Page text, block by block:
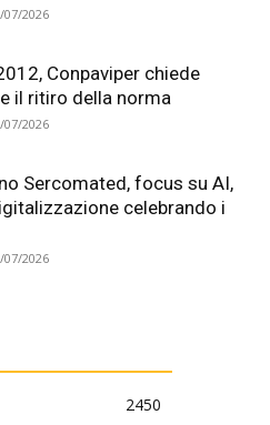
07/2026
Conpaviper chiede
il ritiro della norma
07/2026
Sercomated, focus su AI,
celebrando i
07/2026
2450